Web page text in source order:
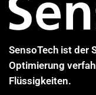
SensoTech ist der
Optimierung
Flüssigkeiten.